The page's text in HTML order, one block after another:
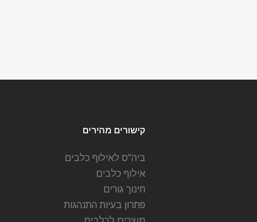
קישורים מהירים
ביה"ס לאילוף כלבים
אילוף כלבים
חינוך גורים
פתרון בעיות התנהגות